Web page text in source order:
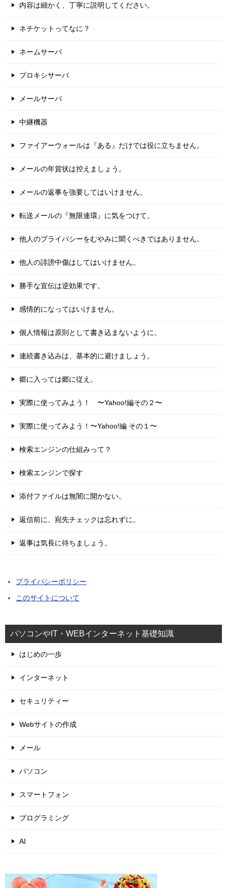
内容は細かく、丁寧に説明してください。
ネチケットってなに？
ネームサーバ
プロキシサーバ
メールサーバ
中継機器
ファイアーウォールは『ある』だけでは役に立ちません。
メールの年賀状は控えましょう。
メールの返事を強要してはいけません。
転送メールの『無限連環』に気をつけて。
他人のプライバシーをむやみに聞くべきではありません。
他人の誹謗中傷はしてはいけません。
勝手な宣伝は逆効果です。
感情的になってはいけません。
個人情報は原則として書き込まないように。
連続書き込みは、基本的に避けましょう。
郷に入っては郷に従え。
実際に使ってみよう！ 〜Yahoo!編その２〜
実際に使ってみよう！〜Yahoo!編 その１〜
検索エンジンの仕組みって？
検索エンジンで探す
添付ファイルは無闇に開かない。
返信前に、宛先チェックは忘れずに。
返事は気長に待ちましょう。
プライバシーポリシー
このサイトについて
パソコンやIT・WEBインターネット基礎知識
はじめの一歩
インターネット
セキュリティー
Webサイトの作成
メール
パソコン
スマートフォン
プログラミング
AI